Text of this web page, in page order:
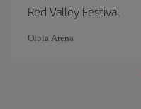
Red Valley Festival
Olbia Arena